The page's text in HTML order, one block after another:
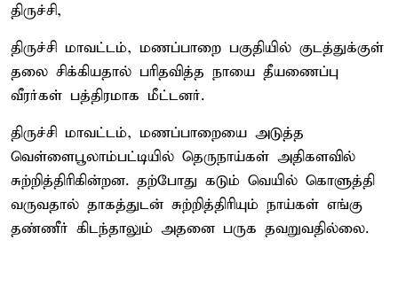
திருச்சி,
திருச்சி மாவட்டம், மணப்பாறை பகுதியில் குடத்துக்குள்
தலை சிக்கியதால் பரிதவித்த நாயை தீயணைப்பு
வீரர்கள் பத்திரமாக மீட்டனர்.
திருச்சி மாவட்டம், மணப்பாறையை அடுத்த
வெள்ளைபூலாம்பட்டியில் தெருநாய்கள் அதிகளவில்
சுற்றித்திரிகின்றன. தற்போது கடும் வெயில் கொளுத்தி
வருவதால் தாகத்துடன் சுற்றித்திரியும் நாய்கள் எங்கு
தண்ணீர் கிடந்தாலும் அதனை பருக தவறுவதில்லை.